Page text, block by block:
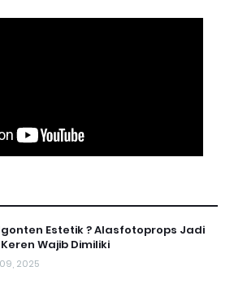
Estetik ? Alasfotoprops Jadi
Wajib Dimiliki
2025